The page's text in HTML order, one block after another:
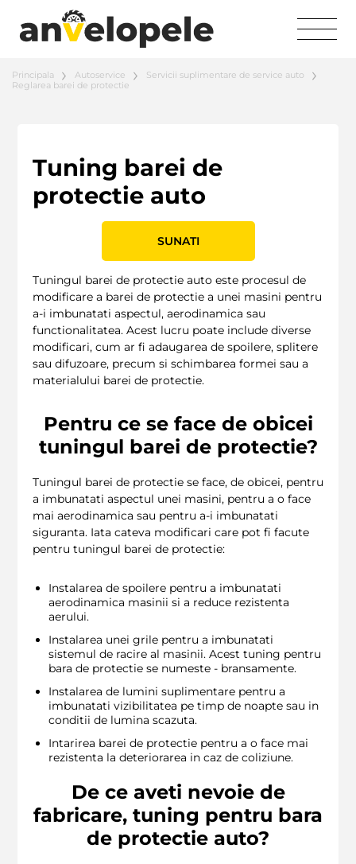
Principala Autoservice
Servicii suplimentare de service auto
Reglarea barei de protectie
Tuning barei de
protectie auto
SUNATI
Tuningul barei de protectie auto este procesul de
modificare a barei de protectie a unei masini pentru
a-i imbunatati aspectul, aerodinamica sau
functionalitatea. Acest lucru poate include diverse
modificari, cum ar fi adaugarea de spoilere, splitere
sau difuzoare, precum si schimbarea formei sau a
materialului barei de protectie.
Pentru ce se face de obicei
tuningul barei de protectie?
Tuningul barei de protectie se face, de obicei, pentru
a imbunatati aspectul unei masini, pentru a o face
mai aerodinamica sau pentru a-i imbunatati
siguranta. Iata cateva modificari care pot fi facute
pentru tuningul barei de protectie:
Instalarea de spoilere pentru a imbunatati
aerodinamica masinii si a reduce rezistenta
aerului.
Instalarea unei grile pentru a imbunatati
sistemul de racire al masinii. Acest tuning pentru
bara de protectie se numeste - bransamente.
Instalarea de lumini suplimentare pentru a
imbunatati vizibilitatea pe timp de noapte sau in
conditii de lumina scazuta.
Intarirea barei de protectie pentru a o face mai
rezistenta la deteriorarea in caz de coliziune.
De ce aveti nevoie de
fabricare, tuning pentru bara
de protectie auto?